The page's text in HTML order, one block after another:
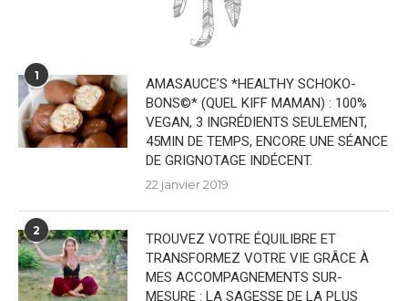
1
AMASAUCE’S *HEALTHY SCHOKO-
BONS©* (QUEL KIFF MAMAN) : 100%
VEGAN, 3 INGRÉDIENTS SEULEMENT,
45MIN DE TEMPS, ENCORE UNE SÉANCE
DE GRIGNOTAGE INDÉCENT.
22 janvier 2019
2
TROUVEZ VOTRE ÉQUILIBRE ET
TRANSFORMEZ VOTRE VIE GRÂCE À
MES ACCOMPAGNEMENTS SUR-
MESURE : LA SAGESSE DE LA PLUS